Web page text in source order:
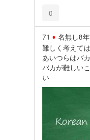
0
71 名無し8
難しく考えて
あいつらはバ
バカが難しい
い